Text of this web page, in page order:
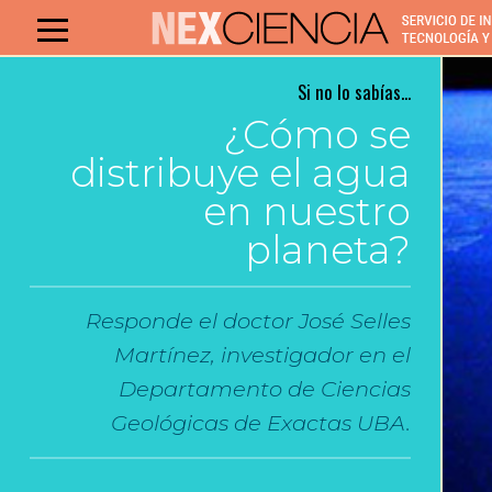
Si no lo sabías...
¿Cómo se
distribuye el agua
en nuestro
planeta?
Responde el doctor José Selles
Martínez, investigador en el
Departamento de Ciencias
Geológicas de Exactas UBA.